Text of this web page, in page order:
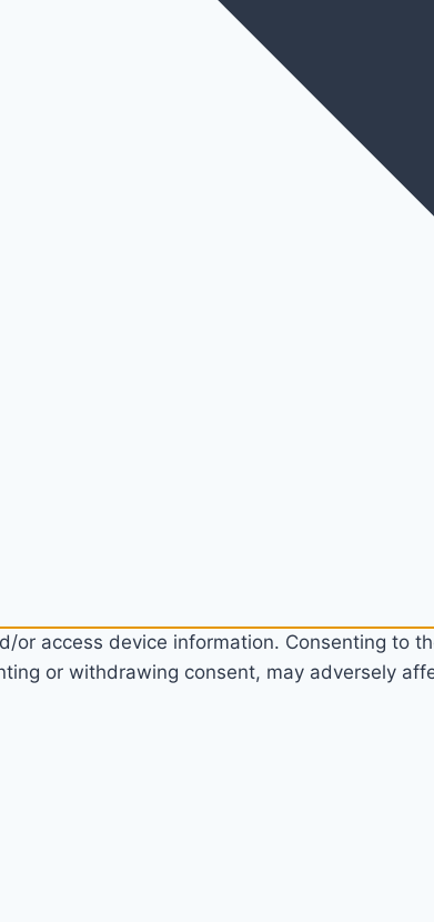
access device information. Consenting to
or withdrawing consent, may adversely